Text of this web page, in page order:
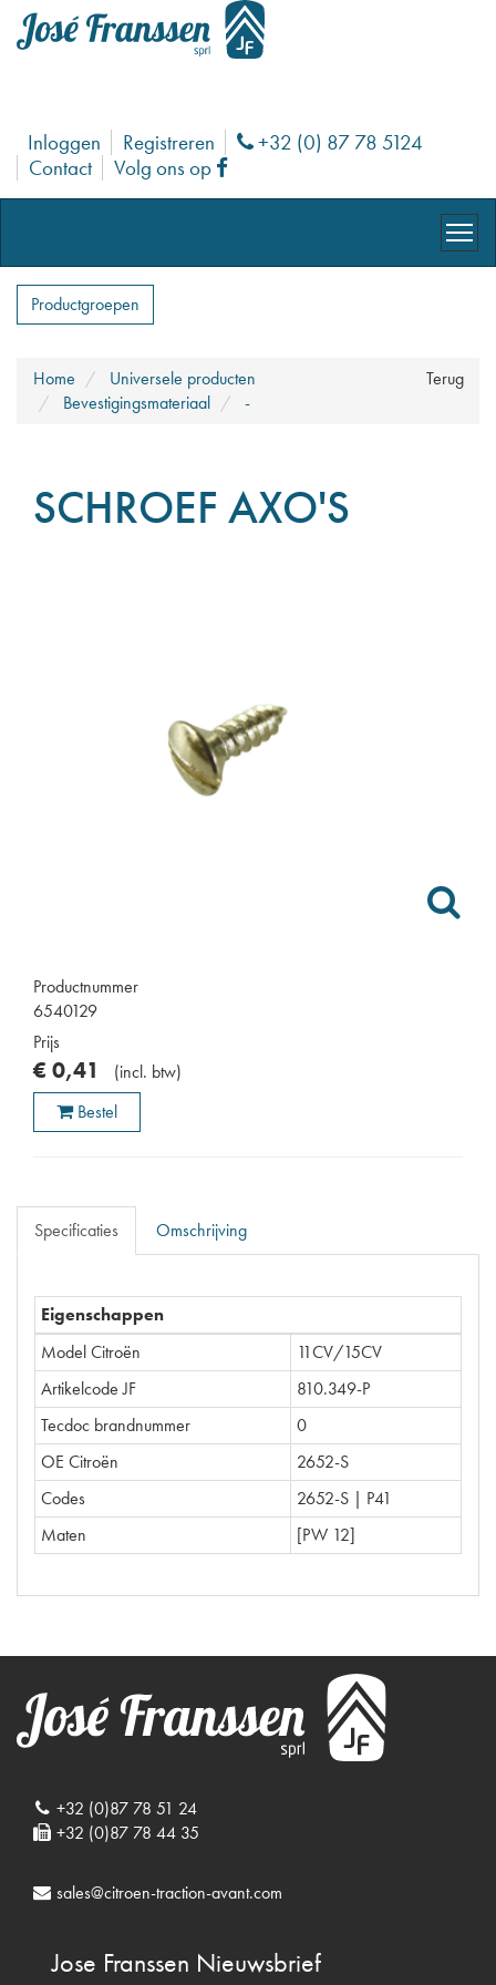
Inloggen Registreren Phone
+32 (0) 87 78 5124
Contact
Volg ons op Facebook
Productgroepen
Terug
Home
Universele producten
Bevestigingsmateriaal
-
SCHROEF AXO'S
Productnummer
6540129
Prijs
€ 0,41 (incl. btw)
Bestel
Specificaties Omschrijving
Eigenschappen
Model Citroën
11CV/15CV
Artikelcode JF
810.349-P
Tecdoc brandnummer
0
OE Citroën
2652-S
Codes
2652-S | P41
Maten
[PW 12]
+32 (0)87 78 51 24
+32 (0)87 78 44 35
sales@citroen-traction-avant.com
Jose Franssen Nieuwsbrief